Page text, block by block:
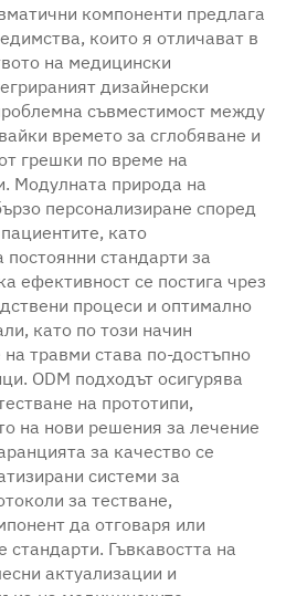
компоненти предлага
които я отличават в
на медицински
дизайнерски
съвместимост между
времето за сглобяване и
грешки по време на
Модулната природа на
персонализиране според
като
стандарти за
ефективност се постига чрез
процеси и оптимално
като по този начин
травми става по-достъпно
ODM подходът осигурява
на прототипи,
на нови решения за лечение
за качество се
системи за
за тестване,
да отговаря или
стандарти. Гъвкавостта на
актуализации и